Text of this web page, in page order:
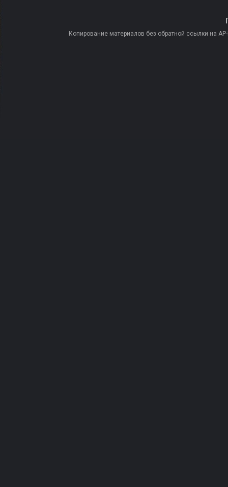
Копирование материалов без обратной ссылки на